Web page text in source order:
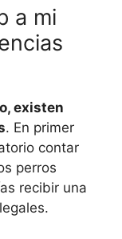
a mi
existen
. En primer
contar
perros
recibir una